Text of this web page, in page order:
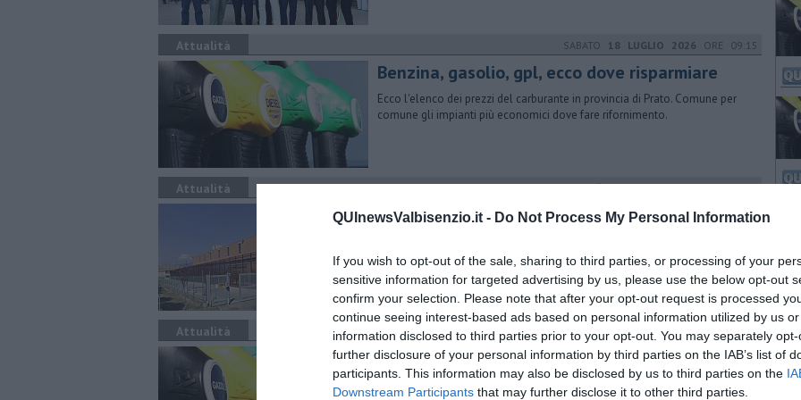
QUInewsValbisenzio.it - Do Not Process My Personal Information
If you wish to opt-out of the sale, sharing to third parties, or processing of your
sensitive information for targeted advertising by us, please use the below opt-out
confirm your selection. Please note that after your opt-out request is processed
continue seeing interest-based ads based on personal information utilized by us
information disclosed to third parties prior to your opt-out. You may separately
further disclosure of your personal information by third parties on the IAB’s list of
participants. This information may also be disclosed by us to third parties on the
Downstream Participants that may further disclose it to other third parties.
Attualità SABATO 18 LUGLIO 2026 ORE 09:15
​Benzina, gasolio, gpl, ecco dove risparmiare
Ecco l'elenco dei prezzi del carburante in provincia di Prato. Comune per
comune gli impianti più economici dove fare rifornimento.
Attualità MERCOLEDÌ15 LUGLIO 2026ORE 10:19
Carcere sovraffollato e carenza di personale,
Alla Dogaia 96 detenuti oltre la capienza. L'assessora regionale
Alessandra Nardini: "Servono interventi urgenti"
Attualità SABATO11 LUGLIO 2026ORE 09:15
​Benzina, gasolio, gpl, ecco dove risparmiare
Ecco l'elenco dei prezzi del carburante in provincia di Prato. Comune per